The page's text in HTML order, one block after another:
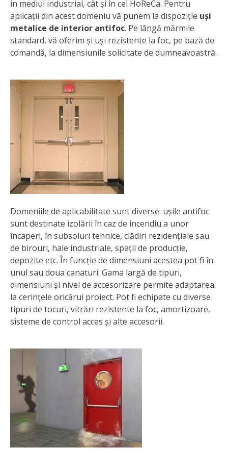
in mediul industrial, cât și în cel HoReCa. Pentru
aplicații din acest domeniu vă punem la dispoziție uși
metalice de interior antifoc. Pe lângă mărmile
standard, vă oferim și uși rezistente la foc, pe bază de
comandă, la dimensiunile solicitate de dumneavoastră.
Domeniile de aplicabilitate sunt diverse: ușile antifoc
sunt destinate izolării în caz de incendiu a unor
încaperi, în subsoluri tehnice, clădiri rezidențiale sau
de birouri, hale industriale, spații de producție,
depozite etc. În funcție de dimensiuni acestea pot fi în
unul sau doua canaturi. Gama largă de tipuri,
dimensiuni și nivel de accesorizare permite adaptarea
la cerințele oricărui proiect. Pot fi echipate cu diverse
tipuri de tocuri, vitrări rezistente la foc, amortizoare,
sisteme de control acces și alte accesorii.